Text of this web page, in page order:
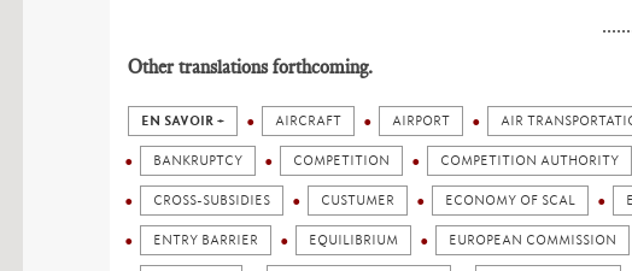
Other translations forthcoming.
EN SAVOIR + AIRCRAFT AIRPORT AIR
BANKRUPTCY COMPETITION COMPETITION AUTHORITY
CROSS-SUBSIDIES CUSTUMER ECONOMY OF SCAL
ENTRY BARRIER EQUILIBRIUM EUROPEAN COMMISSION